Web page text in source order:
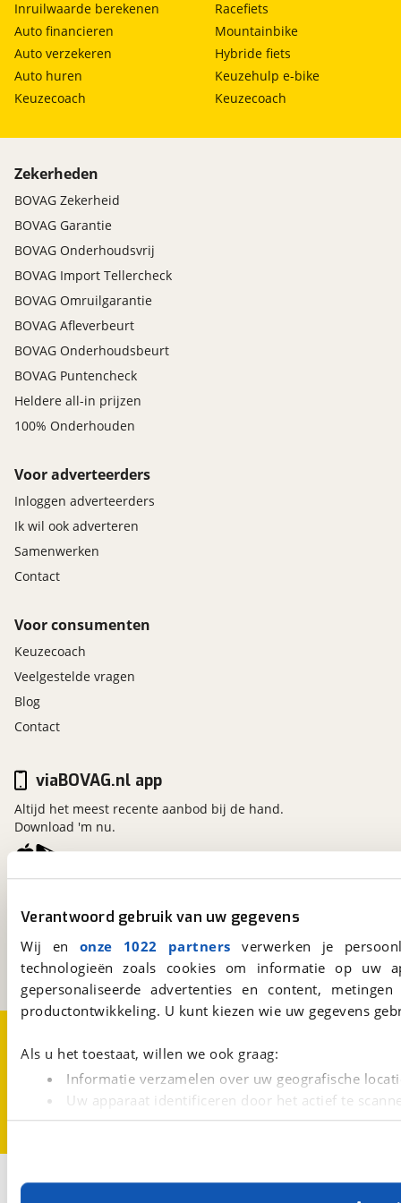
Verantwoord gebruik van uw gegevens
Wij en onze 1022 partners verwerken je
technologieën zoals cookies om informatie op
gepersonaliseerde advertenties en content,
productontwikkeling. U kunt kiezen wie uw gegevens
Als u het toestaat, willen we ook graag:
Informatie verzamelen over uw geografische
Uw apparaat identificeren door het actief te
Lees meer over hoe uw persoonlijke gegevens worden
Met cookies en vergelijkbare technieken zorgen we
Inruilwaarde berekenen
Auto financieren
Auto verzekeren
Auto huren
Keuzecoach
Racefiets
Mountainbike
Hybride fiets
Keuzehulp e-bike
Keuzecoach
Zekerheden
BOVAG Zekerheid
BOVAG Garantie
BOVAG Onderhoudsvrij
BOVAG Import Tellercheck
BOVAG Omruilgarantie
BOVAG Afleverbeurt
BOVAG Onderhoudsbeurt
BOVAG Puntencheck
Heldere all-in prijzen
100% Onderhouden
Voor adverteerders
Inloggen adverteerders
Ik wil ook adverteren
Samenwerken
Contact
Voor consumenten
Keuzecoach
Veelgestelde vragen
Blog
Contact
Kosterijland15
Een initiatief van
BOVAG
viaBOVAG.nl app
Altijd het meest recente aanbod bij de hand.
Download 'm nu.
CookievoorkeurenVacatures